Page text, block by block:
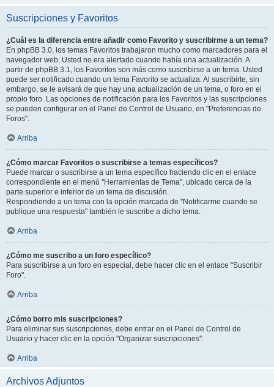
Suscripciones y Favoritos
¿Cuál es la diferencia entre añadir como Favorito y suscribirme a un tema?
En phpBB 3.0, los temas Favoritos trabajaron mucho como marcadores para el
navegador web. Usted no era alertado cuando había una actualización. A
partir de phpBB 3.1, los Favoritos son más como suscribirse a un tema. Usted
puede ser notificado cuando un tema Favorito se actualiza. Al suscribirte, sin
embargo, se le avisará de que hay una actualización de un tema, o foro en el
propio foro. Las opciones de notificación para los Favoritos y las suscripciones
se pueden configurar en el Panel de Control de Usuario, en "Preferencias de
Foros".
Arriba
¿Cómo marcar Favoritos o suscribirse a temas específicos?
Puede marcar o suscribirse a un tema específico haciendo clic en el enlace
correspondiente en el menú "Herramientas de Tema", ubicado cerca de la
parte superior e inferior de un tema de discusión.
Respondiendo a un tema con la opción marcada de "Notificarme cuando se
publique una respuesta" también le suscribe a dicho tema.
Arriba
¿Cómo me suscribo a un foro específico?
Para suscribirse a un foro en especial, debe hacer clic en el enlace "Suscribir
Foro".
Arriba
¿Cómo borro mis suscripciones?
Para eliminar sus suscripciones, debe entrar en el Panel de Control de
Usuario y hacer clic en la opción "Organizar suscripciones".
Arriba
Archivos Adjuntos